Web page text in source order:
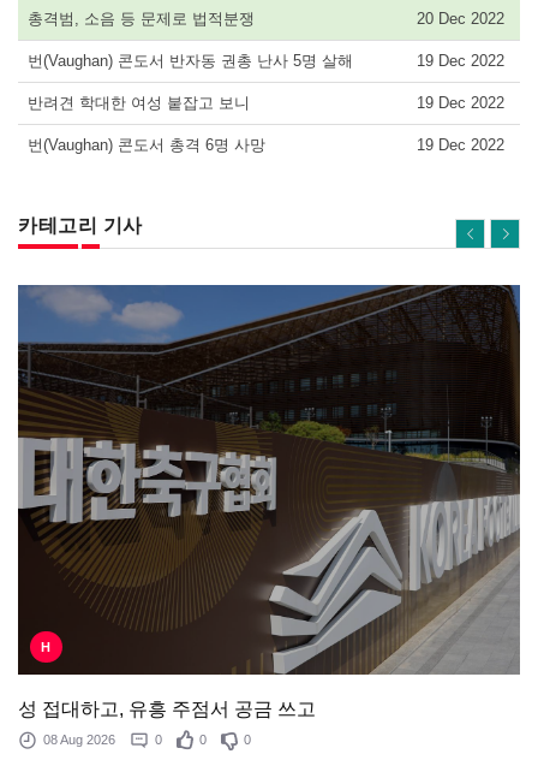
총격범, 소음 등 문제로 법적분쟁 20 Dec 2022
번(Vaughan) 콘도서 반자동 권총 난사 5명 살해 19 Dec 2022
반려견 학대한 여성 붙잡고 보니 19 Dec 2022
번(Vaughan) 콘도서 총격 6명 사망 19 Dec 2022
카테고리 기사
H
성 접대하고, 유흥 주점서 공금 쓰고
08 Aug 2026 0 0 0